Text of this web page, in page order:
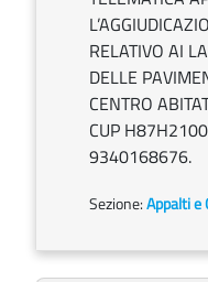
RELATIVO AI
DELLE
CENTRO
CUP
9340168676.
Sezione:Appalti